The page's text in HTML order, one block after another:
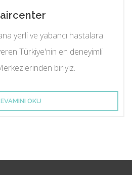
yerli ve yabancı hastalara
Türkiye'nin en deneyimli
biriyiz.
OKU